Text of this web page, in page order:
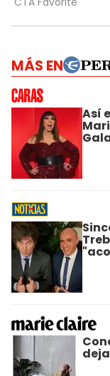
MÁS EN
Así